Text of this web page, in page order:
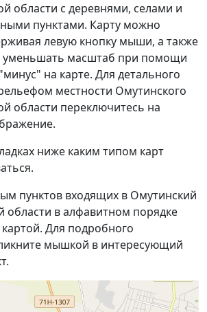
области с деревнями, селами и
пунктами. Карту можно
левую кнопку мыши, а также
уменьшать масштаб при помощи
на карте. Для детального
местности Омутинского
области переключитесь на
ниже каким типом карт
пунктов входящих в Омутинский
области в алфавитном порядке
Для подробного
мышкой в интересующий